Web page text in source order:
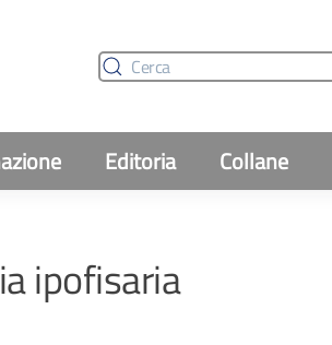
Editoria Collane
ipofisaria